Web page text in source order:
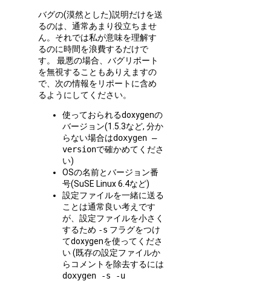
バグの(漠然とした)説明だけを送
るのは、通常あまり役立ちませ
ん。それでは私が意味を理解す
るのに時間を浪費するだけで
す。 最悪の場合、バグリポート
を無視することもありえますの
で、次の情報をリポートに含め
るようにしてください。
使っておられるdoxygenの
バージョン(1.5.3など, 分か
らない場合はdoxygen –
versionで確かめてくださ
い)
OSの名前とバージョン番
号(SuSE Linux 6.4など)
設定ファイルを一緒に送る
ことは通常良い考えです
が、設定ファイルを小さく
するため -s フラグをつけ
てdoxygenを使ってくださ
い (既存の設定ファイルか
らコメントを除去するには
doxygen -s -u